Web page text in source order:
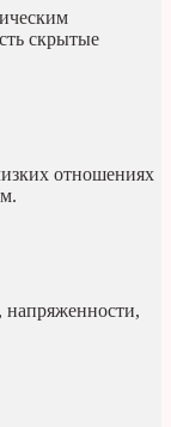
скрытые
отношениях
напряженности,